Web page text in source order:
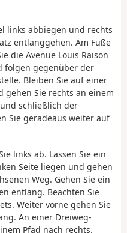
links abbiegen und rechts
entlanggehen. Am Fuße
die Avenue Louis Raison
folgen gegenüber der
Bleiben Sie auf einer
gehen Sie rechts an einem
schließlich der
Sie geradeaus weiter auf
links ab. Lassen Sie ein
Seite liegen und gehen
Weg. Gehen Sie ein
entlang. Beachten Sie
Weiter vorne gehen Sie
An einer Dreiweg-
Pfad nach rechts.